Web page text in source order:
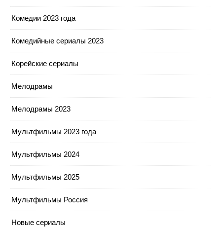
Комедии 2023 года
Комедийные сериалы 2023
Корейские сериалы
Мелодрамы
Мелодрамы 2023
Мультфильмы 2023 года
Мультфильмы 2024
Мультфильмы 2025
Мультфильмы Россия
Новые сериалы